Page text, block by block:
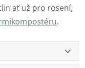
ať už pro rosení,
.